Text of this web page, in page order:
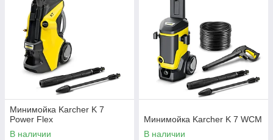
Минимойка Karcher K 7
Power Flex
В наличии
Минимойка Karcher K 7 WCM
В наличии